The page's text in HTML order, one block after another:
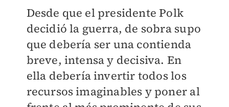
Desde que el presidente Polk
decidió la guerra, de sobra supo
que debería ser una contienda
breve, intensa y decisiva. En
ella debería invertir todos los
recursos imaginables y poner al